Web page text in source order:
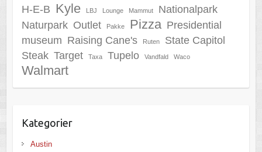
H-E-B Kyle LBJ Lounge Mammut
Nationalpark
Naturpark Outlet Pakke Pizza Presidential
museum Raising Cane's Ruten
State Capitol
Steak Target Taxa Tupelo Vandfald Waco
Walmart
Kategorier
Austin